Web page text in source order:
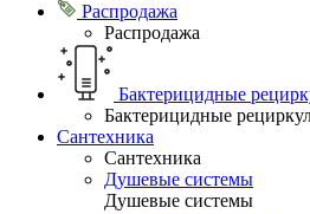
Распродажа
Распродажа
Бактерицидные
Бактерицидные
Сантехника
Сантехника
Душевые системы
Душевые системы